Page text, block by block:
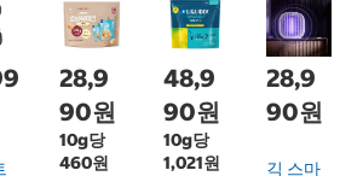
28,9
90원
10g당
460원
48,9
90원
10g당
1,021원
28,9
90원
긱 스마